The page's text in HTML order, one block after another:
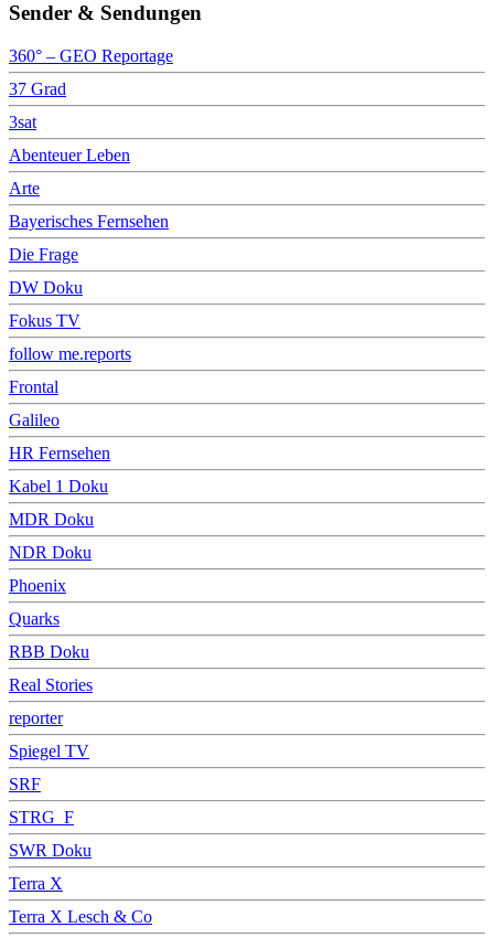
Sender & Sendungen
360° – GEO Reportage
37 Grad
3sat
Abenteuer Leben
Arte
Bayerisches Fernsehen
Die Frage
DW Doku
Fokus TV
follow me.reports
Frontal
Galileo
HR Fernsehen
Kabel 1 Doku
MDR Doku
NDR Doku
Phoenix
Quarks
RBB Doku
Real Stories
reporter
Spiegel TV
SRF
STRG_F
SWR Doku
Terra X
Terra X Lesch & Co